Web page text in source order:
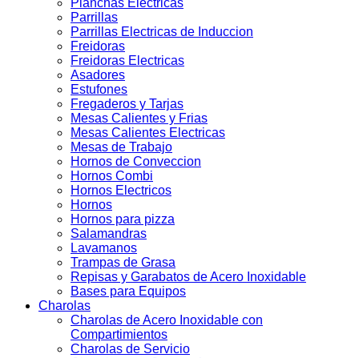
Planchas Electricas
Parrillas
Parrillas Electricas de Induccion
Freidoras
Freidoras Electricas
Asadores
Estufones
Fregaderos y Tarjas
Mesas Calientes y Frias
Mesas Calientes Electricas
Mesas de Trabajo
Hornos de Conveccion
Hornos Combi
Hornos Electricos
Hornos
Hornos para pizza
Salamandras
Lavamanos
Trampas de Grasa
Repisas y Garabatos de Acero Inoxidable
Bases para Equipos
Charolas
Charolas de Acero Inoxidable con
Compartimientos
Charolas de Servicio